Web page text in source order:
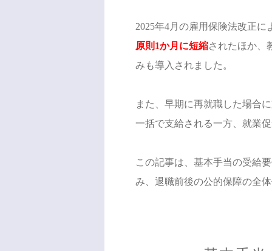
2025年4月の雇用保険法改正に
原則1か月に短縮されたほか、
みも導入されました。
また、早期に再就職した場合
一括で支給される一方、就業
この記事は、基本手当の受給
み、退職前後の公的保障の全